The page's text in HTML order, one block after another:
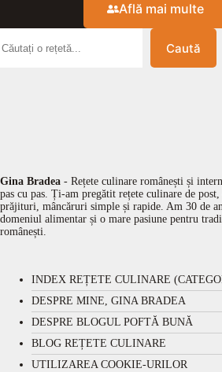
Află mai multe
Caută
Gina Bradea - Rețete culinare românești și
pas cu pas. Ți-am pregătit rețete culinare de
prăjituri, mâncăruri simple și rapide. Am 30 de
domeniul alimentar și o mare pasiune pentru
românești.
INDEX REȚETE CULINARE
DESPRE MINE, GINA BRADEA
DESPRE BLOGUL POFTĂ BUNĂ
BLOG REȚETE CULINARE
UTILIZAREA COOKIE-URILOR